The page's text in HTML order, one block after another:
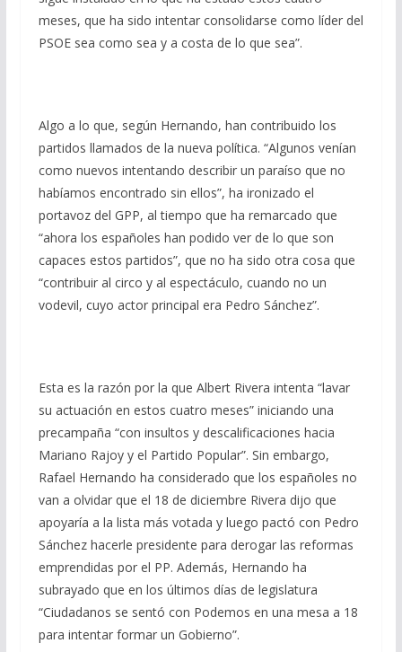
meses, que ha sido intentar consolidarse como líder del
PSOE sea como sea y a costa de lo que sea”.
Algo a lo que, según Hernando, han contribuido los
partidos llamados de la nueva política. “Algunos venían
como nuevos intentando describir un paraíso que no
habíamos encontrado sin ellos”, ha ironizado el
portavoz del GPP, al tiempo que ha remarcado que
“ahora los españoles han podido ver de lo que son
capaces estos partidos”, que no ha sido otra cosa que
“contribuir al circo y al espectáculo, cuando no un
vodevil, cuyo actor principal era Pedro Sánchez”.
Esta es la razón por la que Albert Rivera intenta “lavar
su actuación en estos cuatro meses” iniciando una
precampaña “con insultos y descalificaciones hacia
Mariano Rajoy y el Partido Popular”. Sin embargo,
Rafael Hernando ha considerado que los españoles no
van a olvidar que el 18 de diciembre Rivera dijo que
apoyaría a la lista más votada y luego pactó con Pedro
Sánchez hacerle presidente para derogar las reformas
emprendidas por el PP. Además, Hernando ha
subrayado que en los últimos días de legislatura
“Ciudadanos se sentó con Podemos en una mesa a 18
para intentar formar un Gobierno”.